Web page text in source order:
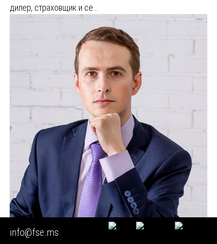
дилер, страховщик и се…
info@fse.ms